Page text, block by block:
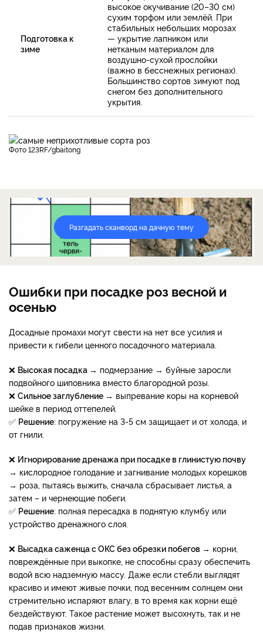
Подготовка к
зиме
высокое окучивание (20–30 см)
сухим торфом или землёй. При
стабильных небольших морозах
— укрытие лапником или
нетканым материалом для
воздушно-сухой прослойки
(важно в бесснежных регионах).
Большинство сортов зимуют под
снегом без дополнительного
укрытия.
фото 123RF/gbaitong
Разгадать сканворд на дачную тему
Ошибки при посадке роз весной и
осенью
Досадные промахи могут свести на нет все усилия и
привести к гибели ценного посадочного материала.
❌ Высокая посадка → подмерзание → буйные заросли
подвойного шиповника вместо благородной розы.
❌ Сильное заглубление → выпревание коры на корневой
шейке в период оттепелей.
✅ Решение: погружение на 3-5 см защищает и от холода, и
от гнили.
❌ Игнорирование дренажа при посадке в глинистую почву
→ кислородное голодание и загнивание молодых корешков
→ роза, пытаясь выжить, сначала сбрасывает листья, а
затем – и чернеющие побеги.
✅ Решение: полная пересадка в поднятую клумбу или
устройство дренажного слоя.
❌ Высадка саженца с ОКС без обрезки побегов → корни,
повреждённые при выкопке, не способны сразу обеспечить
водой всю надземную массу. Даже если стебли выглядят
красиво и имеют живые почки, под весенним солнцем они
стремительно испаряют влагу, в то время как корни ещё
бездействуют. Такое растение может высохнуть, так и не
подав признаков жизни.